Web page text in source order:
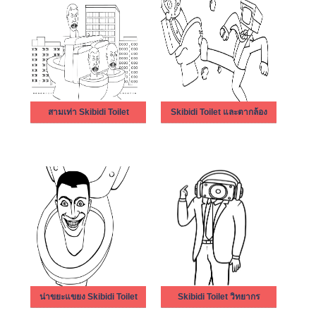
สามเท่า Skibidi Toilet Skibidi Toilet และตากล้อง
น่าขยะแขยง Skibidi Toilet Skibidi Toilet วิทยากร